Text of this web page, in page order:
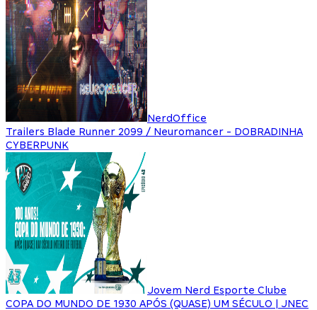
NerdOffice
Trailers Blade Runner 2099 / Neuromancer - DOBRADINHA
CYBERPUNK
Jovem Nerd Esporte Clube
COPA DO MUNDO DE 1930 APÓS (QUASE) UM SÉCULO | JNEC